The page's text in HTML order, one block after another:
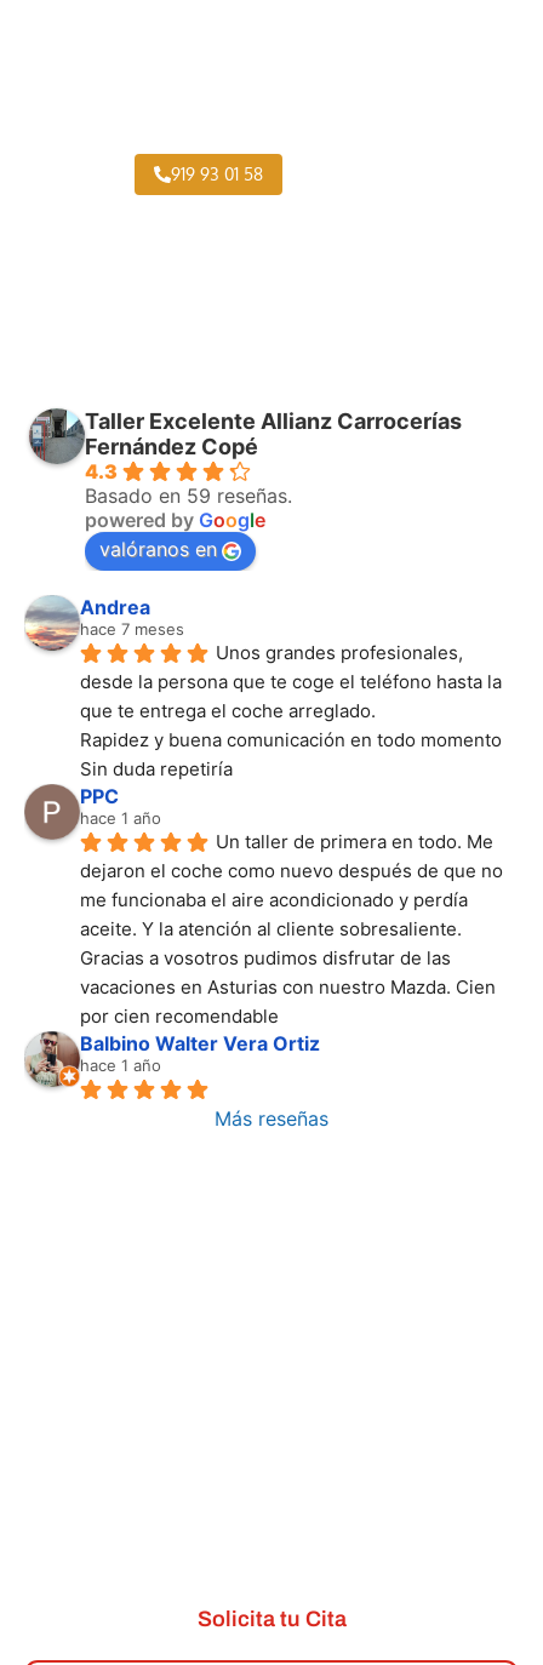
919 93 01 58
Taller Excelente Allianz Carrocerías
Fernández Copé
4.3
Basado en 59 reseñas.
powered by Google
valóranos en
Andrea
hace 7 meses
Unos grandes profesionales,
desde la persona que te coge el teléfono hasta la
que te entrega el coche arreglado.
Rapidez y buena comunicación en todo momento
Sin duda repetiría
PPC
hace 1 año
Un taller de primera en todo. Me
dejaron el coche como nuevo después de que no
me funcionaba el aire acondicionado y perdía
aceite. Y la atención al cliente sobresaliente.
Gracias a vosotros pudimos disfrutar de las
vacaciones en Asturias con nuestro Mazda. Cien
por cien recomendable
Balbino Walter Vera Ortiz
hace 1 año
Más reseñas
Solicita tu Cita